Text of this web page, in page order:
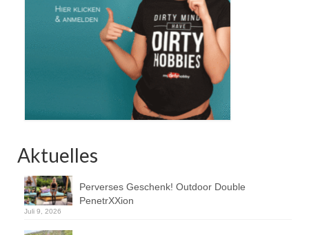
Aktuelles
Perverses Geschenk! Outdoor Double
PenetrXXion
Juli 9, 2026